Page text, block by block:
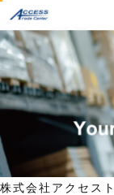
株式会社アクセス